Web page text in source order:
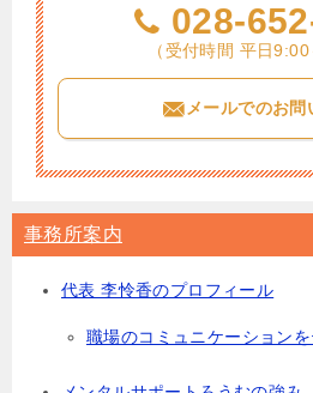
028-
（受付時間 平日9:00
メールでのお問
事務所案内
代表 李怜香のプロフィール
職場のコミュニケーション